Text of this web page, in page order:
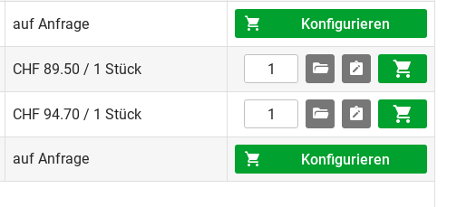
auf Anfrage Konfigurieren
CHF 89.50 / 1 Stück
CHF 94.70 / 1 Stück
auf Anfrage Konfigurieren